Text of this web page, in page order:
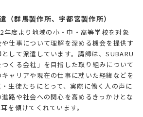
（群馬製作所、宇都宮製作所）
年度より地域の小・中・高等学校を対象
仕事について理解を深める機会を提供す
して派遣しています。講師は、SUBARU
くる会社」を目指した取り組みについて
ャリアや現在の仕事に就いた経緯などを
生徒たちにとって、実際に働く人の声に
路や社会への関心を高めるきっかけとな
を傾けてくれています。